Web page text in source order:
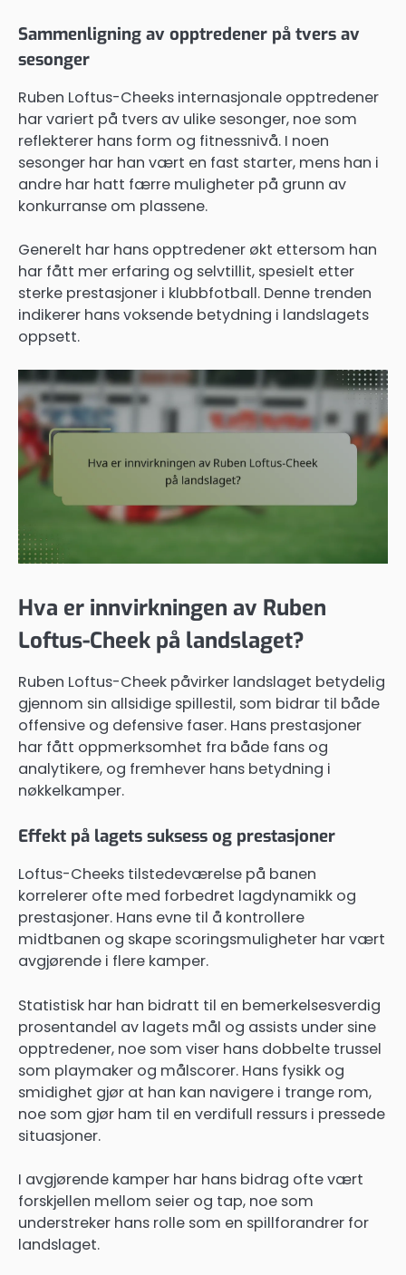
Sammenligning av opptredener på tvers av
sesonger
Ruben Loftus-Cheeks internasjonale opptredener
har variert på tvers av ulike sesonger, noe som
reflekterer hans form og fitnessnivå. I noen
sesonger har han vært en fast starter, mens han i
andre har hatt færre muligheter på grunn av
konkurranse om plassene.
Generelt har hans opptredener økt ettersom han
har fått mer erfaring og selvtillit, spesielt etter
sterke prestasjoner i klubbfotball. Denne trenden
indikerer hans voksende betydning i landslagets
oppsett.
Hva er innvirkningen av Ruben
Loftus-Cheek på landslaget?
Ruben Loftus-Cheek påvirker landslaget betydelig
gjennom sin allsidige spillestil, som bidrar til både
offensive og defensive faser. Hans prestasjoner
har fått oppmerksomhet fra både fans og
analytikere, og fremhever hans betydning i
nøkkelkamper.
Effekt på lagets suksess og prestasjoner
Loftus-Cheeks tilstedeværelse på banen
korrelerer ofte med forbedret lagdynamikk og
prestasjoner. Hans evne til å kontrollere
midtbanen og skape scoringsmuligheter har vært
avgjørende i flere kamper.
Statistisk har han bidratt til en bemerkelsesverdig
prosentandel av lagets mål og assists under sine
opptredener, noe som viser hans dobbelte trussel
som playmaker og målscorer. Hans fysikk og
smidighet gjør at han kan navigere i trange rom,
noe som gjør ham til en verdifull ressurs i pressede
situasjoner.
I avgjørende kamper har hans bidrag ofte vært
forskjellen mellom seier og tap, noe som
understreker hans rolle som en spillforandrer for
landslaget.